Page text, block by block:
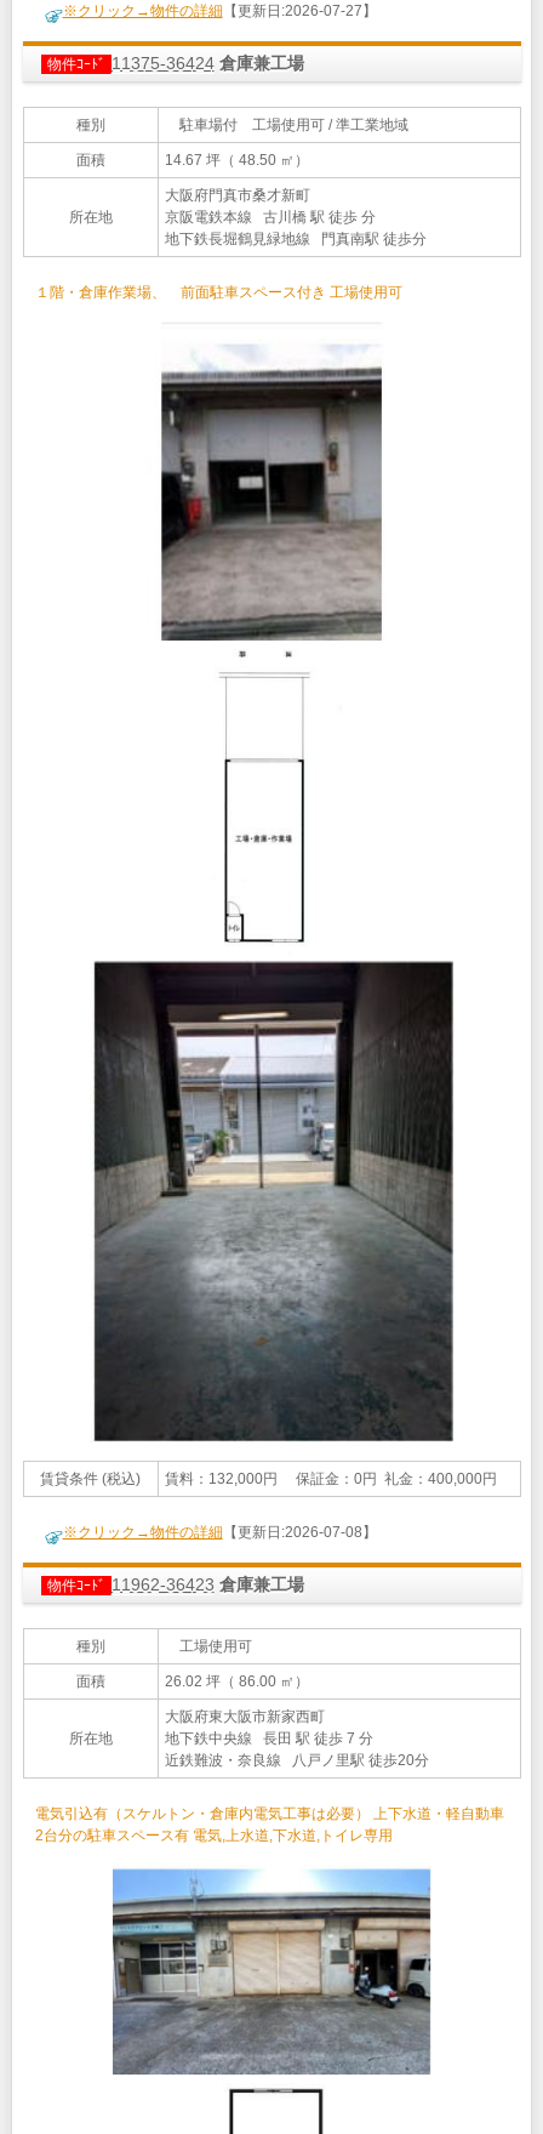
※クリック→物件の詳細 【更新日:2026-07-27】
物件ｺｰﾄﾞ 11375-36424 倉庫兼工場
種別 駐車場付 工場使用可 / 準工業地域
面積 14.67 坪（ 48.50 ㎡）
所在地
大阪府門真市桑才新町
京阪電鉄本線 古川橋 駅 徒歩 分
地下鉄長堀鶴見緑地線 門真南駅 徒歩分
１階・倉庫作業場、 前面駐車スペース付き 工場使用可
賃貸条件 (税込) 賃料：132,000円 保証金：0円 礼金：400,000円
※クリック→物件の詳細 【更新日:2026-07-08】
物件ｺｰﾄﾞ 11962-36423 倉庫兼工場
種別 工場使用可
面積 26.02 坪（ 86.00 ㎡）
所在地
大阪府東大阪市新家西町
地下鉄中央線 長田 駅 徒歩 7 分
近鉄難波・奈良線 八戸ノ里駅 徒歩20分
電気引込有（スケルトン・倉庫内電気工事は必要） 上下水道・軽自動車
2台分の駐車スペース有 電気,上水道,下水道,トイレ専用